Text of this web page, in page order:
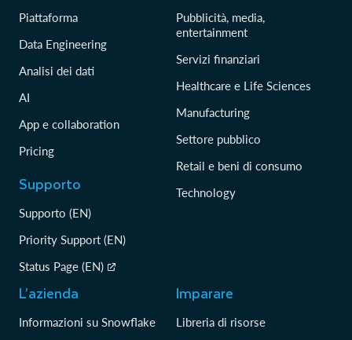
Piattaforma
Data Engineering
Analisi dei dati
AI
App e collaboration
Pricing
Supporto
Supporto (EN)
Priority Support (EN)
Status Page (EN)
Pubblicità, media,
entertainment
Servizi finanziari
Healthcare e Life Sciences
Manufacturing
Settore pubblico
Retail e beni di consumo
Technology
L’azienda
Informazioni su Snowflake
Imparare
Libreria di risorse